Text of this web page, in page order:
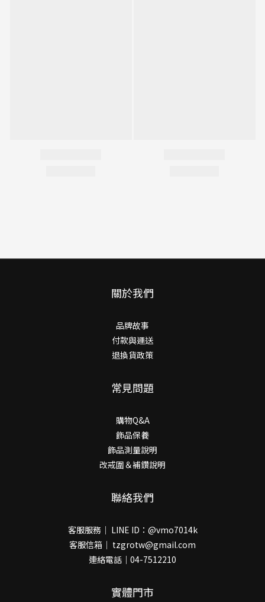
關於我們
品牌故事
付款與運送
退換貨政策
常見問題
購物Q&A
飾品保養
飾品測量說明
改戒圍＆補鑽說明
聯絡我們
客服服務｜ LINE ID：@vmo7014k
客服信箱｜ tzgrotw@gmail.com
連絡電話｜04-7512210
實體門市